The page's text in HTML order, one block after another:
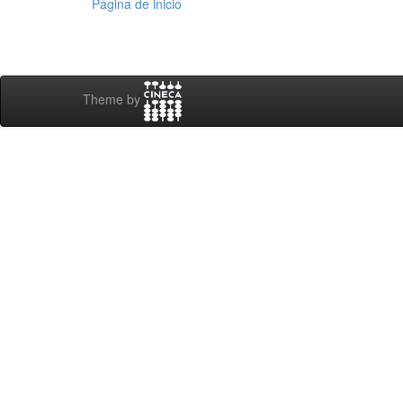
Página de inicio
Theme by